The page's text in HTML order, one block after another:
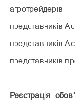
агротрейдерів
представників
представників
представників
Реєстрація